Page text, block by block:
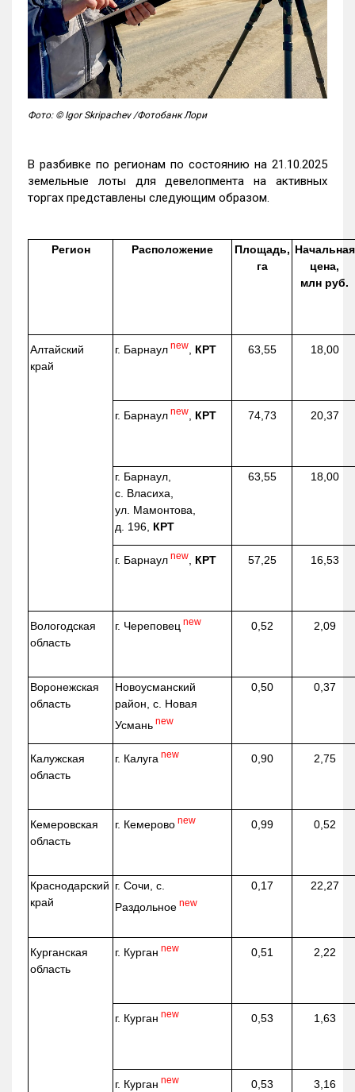
Фото: © Igor Skripachev /Фотобанк Лори
В разбивке по регионам по состоянию на 21.10.2025
земельные лоты для девелопмента на активных
торгах представлены следующим образом.
Регион Расположение
Площадь,
га
Начальная
цена,
млн руб.
Алтайский
край
г. Барнаул new КРТ 63,55 18,00
г. Барнаул new КРТ 74,73 20,37
г. Барнаул,
с. Власиха,
ул. Мамонтова,
д. 196, КРТ
63,55 18,00
г. Барнаул new КРТ 57,25 16,53
Вологодская
область
г. Череповец new 0,52 2,09
Воронежская
область
Новоусманский
район, с. Новая
Усмань new
0,50 0,37
Калужская
область
г. Калуга new 0,90 2,75
Кемеровская
область
г. Кемерово new 0,99 0,52
Краснодарский
край
г. Сочи, с.
Раздольное new
0,17 22,27
Курганская
область
г. Курган new 0,51 2,22
г. Курган new 0,53 1,63
г. Курган new 0,53 3,16